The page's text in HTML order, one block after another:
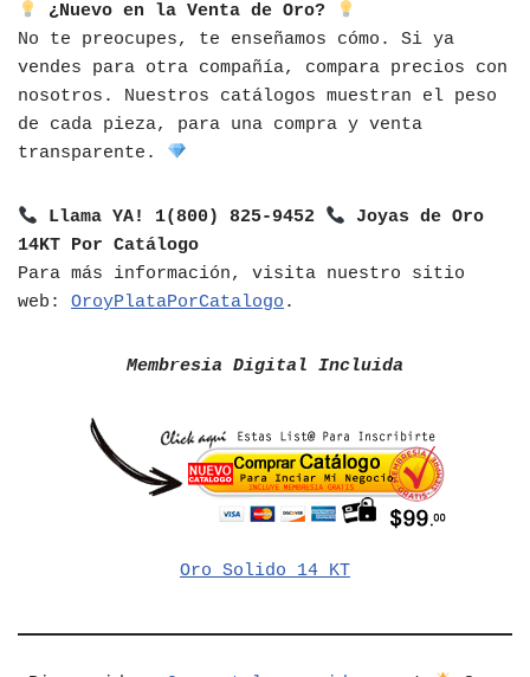
¿Nuevo en la Venta de Oro?
No te preocupes, te enseñamos cómo. Si ya
vendes para otra compañía, compara precios con
nosotros. Nuestros catálogos muestran el peso
de cada pieza, para una compra y venta
transparente.
Llama YA! 1(800) 825-9452
Joyas de Oro
14KT Por Catálogo
Para más información, visita nuestro sitio
web: OroyPlataPorCatalogo .
Membresia Digital Incluida
Oro Solido 14 KT